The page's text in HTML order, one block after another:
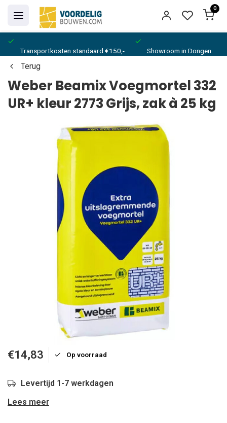
0
Transportkosten standaard €150,- Showroom in Dongen
Terug
Weber Beamix Voegmortel 332
UR+ kleur 2773 Grijs, zak à 25 kg
€14,83 Op voorraad
Levertijd 1-7 werkdagen
Lees meer